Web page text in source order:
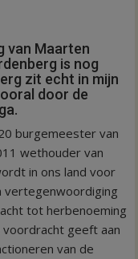
van Maarten
is nog
zit echt in mijn
door de
burgemeester van
wethouder van
in ons land voor
vertegenwoordiging
tot herbenoeming
geeft aan
van de